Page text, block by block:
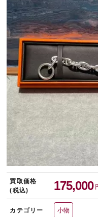
無
買取価格
(税込)
175,000
カテゴリー 小物